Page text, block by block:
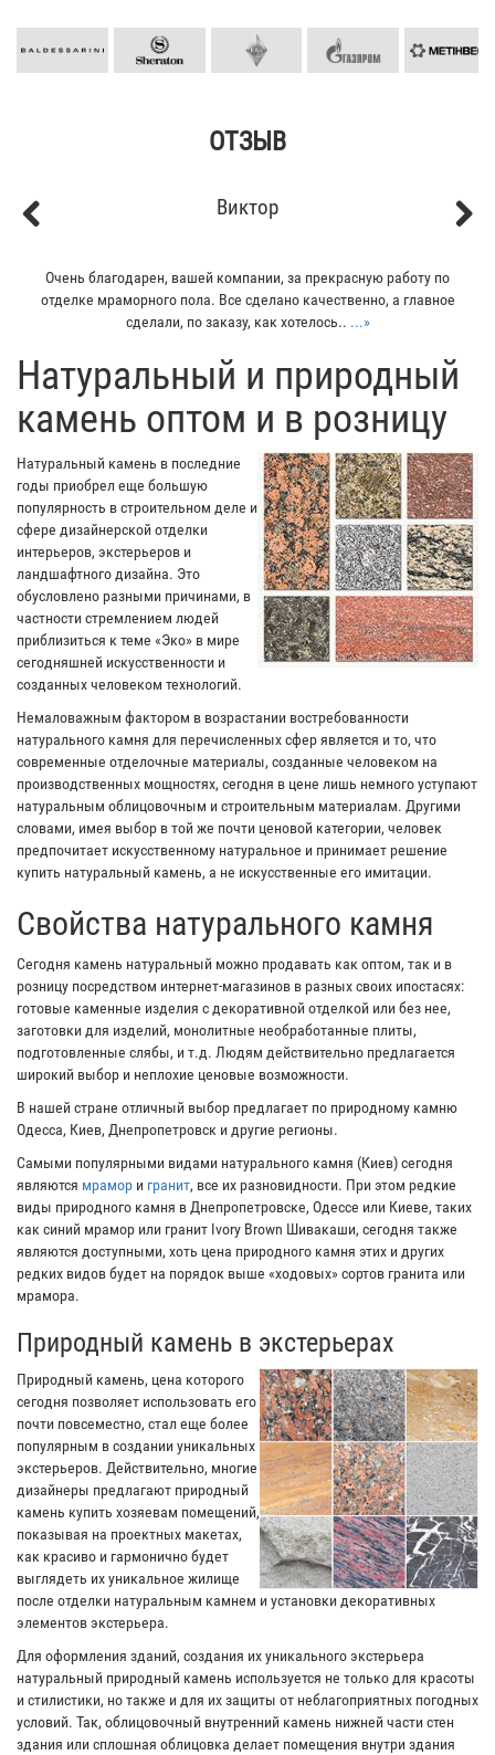
ОТЗЫВ
Виктор
Очень благодарен, вашей компании, за прекрасную работу по
отделке мраморного пола. Все сделано качественно, а главное
сделали, по заказу, как хотелось.. ...»
​Натуральный и природный
камень оптом и в розницу
Натуральный камень в последние
годы приобрел еще большую
популярность в строительном деле и
сфере дизайнерской отделки
интерьеров, экстерьеров и
ландшафтного дизайна. Это
обусловлено разными причинами, в
частности стремлением людей
приблизиться к теме «Эко» в мире
сегодняшней искусственности и
созданных человеком технологий.
Немаловажным фактором в возрастании востребованности
натурального камня для перечисленных сфер является и то, что
современные отделочные материалы, созданные человеком на
производственных мощностях, сегодня в цене лишь немного уступают
натуральным облицовочным и строительным материалам. Другими
словами, имея выбор в той же почти ценовой категории, человек
предпочитает искусственному натуральное и принимает решение
купить натуральный камень, а не искусственные его имитации.
Свойства натурального камня
Сегодня камень натуральный можно продавать как оптом, так и в
розницу посредством интернет-магазинов в разных своих ипостасях:
готовые каменные изделия с декоративной отделкой или без нее,
заготовки для изделий, монолитные необработанные плиты,
подготовленные слябы, и т.д. Людям действительно предлагается
широкий выбор и неплохие ценовые возможности.
В нашей стране отличный выбор предлагает по природному камню
Одесса, Киев, Днепропетровск и другие регионы.
Самыми популярными видами натурального камня (Киев) сегодня
являются мрамор и гранит, все их разновидности. При этом редкие
виды природного камня в Днепропетровске, Одессе или Киеве, таких
как синий мрамор или гранит Ivory Brown Шивакаши, сегодня также
являются доступными, хоть цена природного камня этих и других
редких видов будет на порядок выше «ходовых» сортов гранита или
мрамора.
Природный камень в экстерьерах
Природный камень, цена которого
сегодня позволяет использовать его
почти повсеместно, стал еще более
популярным в создании уникальных
экстерьеров. Действительно, многие
дизайнеры предлагают природный
камень купить хозяевам помещений,
показывая на проектных макетах,
как красиво и гармонично будет
выглядеть их уникальное жилище
после отделки натуральным камнем и установки декоративных
элементов экстерьера.
Для оформления зданий, создания их уникального экстерьера
натуральный природный камень используется не только для красоты
и стилистики, но также и для их защиты от неблагоприятных погодных
условий. Так, облицовочный внутренний камень нижней части стен
здания или сплошная облицовка делает помещения внутри здания